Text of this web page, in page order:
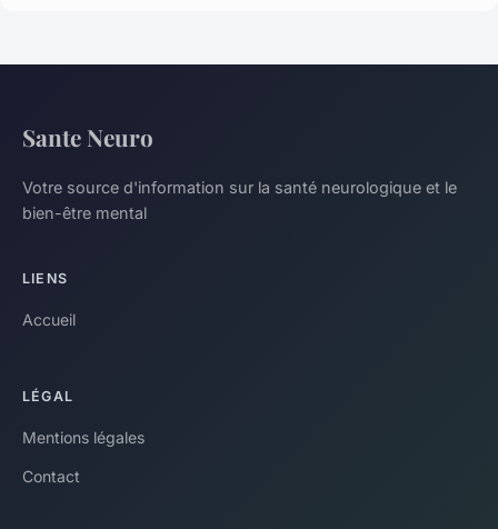
Sante Neuro
Votre source d'information sur la santé neurologique et le
bien-être mental
LIENS
Accueil
LÉGAL
Mentions légales
Contact